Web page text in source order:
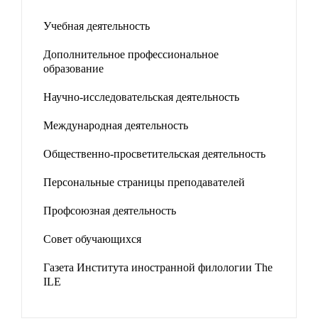
Учебная деятельность
Дополнительное профессиональное
образование
Научно-исследовательская деятельность
Международная деятельность
Общественно-просветительская деятельность
Персональные страницы преподавателей
Профсоюзная деятельность
Совет обучающихся
Газета Института иностранной филологии The
ILE